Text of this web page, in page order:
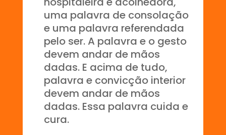
uma palavra de consolação
e uma palavra referendada
pelo ser. A palavra e o gesto
devem andar de mãos
dadas. E acima de tudo,
palavra e convicção interior
devem andar de mãos
dadas. Essa palavra cuida e
cura.